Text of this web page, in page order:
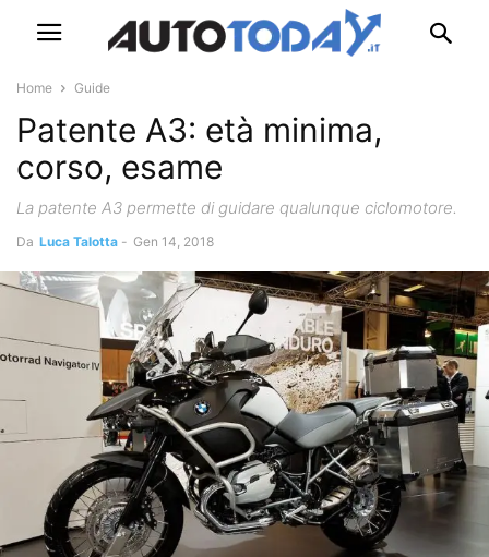
Home Guide
Patente A3: età minima,
corso, esame
La patente A3 permette di guidare qualunque ciclomotore.
Da Luca Talotta - Gen 14, 2018